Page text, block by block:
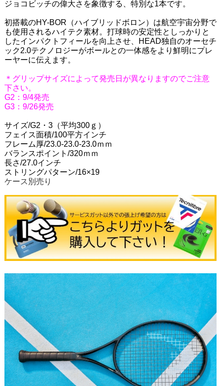
ジョコビッチの偉大さを象徴する、特別な1本です。
初搭載のHY-BOR（ハイブリッドボロン）は航空宇宙分野で
も使用されるハイテク素材。打球時の安定性としっかりと
したインパクトフィールを向上させ、HEAD独自のオーセチ
ック2.0テクノロジーがボールとの一体感をより鮮明にプレ
ーヤーに伝えます。
＊グリップサイズによって発売日が異なりますのでご注意
下さい。
G2：9/4発売
G3：9/26発売
サイズ/G2・3（平均300ｇ）
フェイス面積/100平方インチ
フレーム厚/23.0-23.0-23.0ｍｍ
バランスポイント/320ｍｍ
長さ/27.0インチ
ストリングパターン/16×19
ケース別売り